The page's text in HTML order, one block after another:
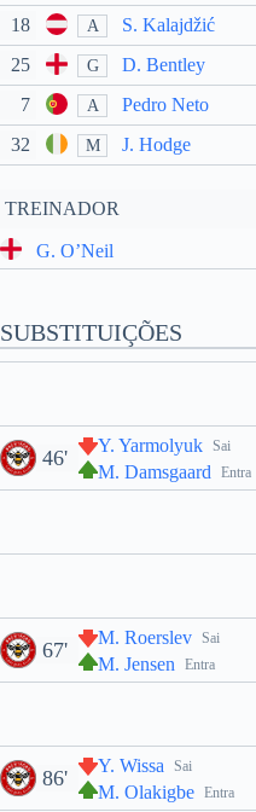
18
A
S. Kalajdžić
25
G
D. Bentley
7
A
Pedro Neto
32
M J. Hodge
TREINADOR
G. O’Neil
SUBSTITUIÇÕES
Sai
Y. Yarmolyuk
Entra
M. Damsgaard
46'
Sai
M. Roerslev
Entra
M. Jensen
67'
Sai
Y. Wissa
Entra
M. Olakigbe
86'